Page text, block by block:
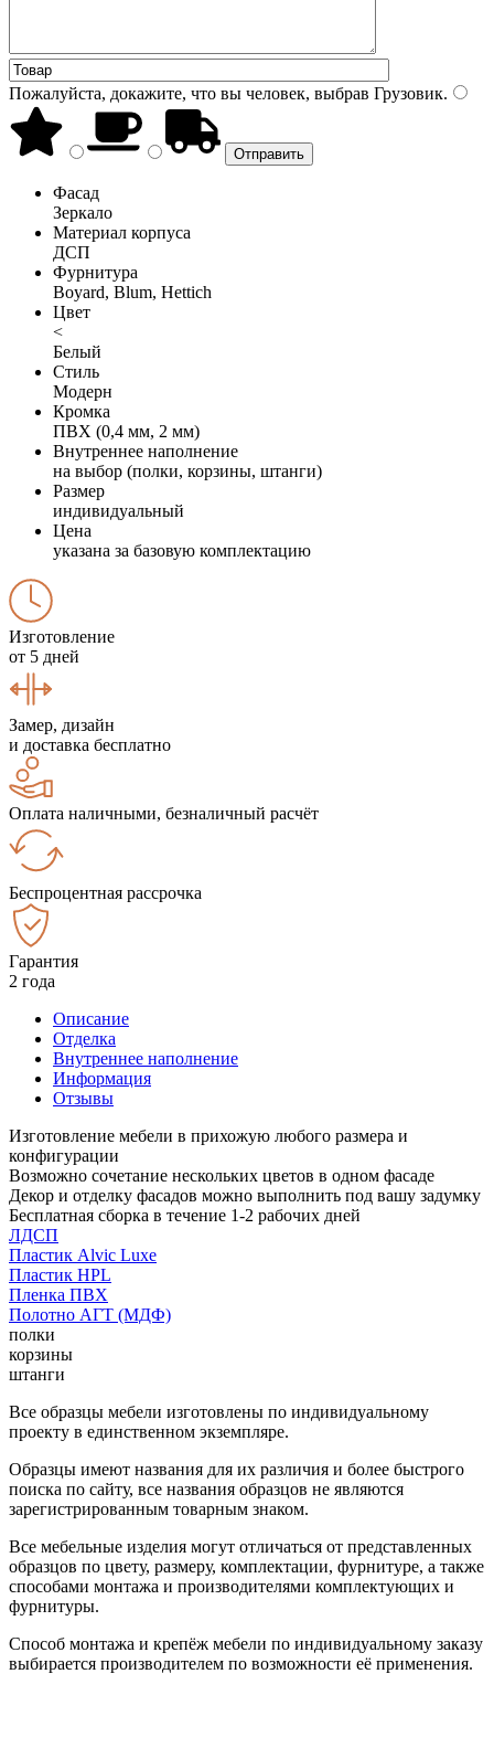
Пожалуйста, докажите, что вы человек, выбрав Грузовик.
Фасад
Зеркало
Материал корпуса
ДСП
Фурнитура
Boyard, Blum, Hettich
Цвет
<
Белый
Стиль
Модерн
Кромка
ПВХ (0,4 мм, 2 мм)
Внутреннее наполнение
на выбор (полки, корзины, штанги)
Размер
индивидуальный
Цена
указана за базовую комплектацию
Изготовление
от 5 дней
Замер, дизайн
и доставка бесплатно
Оплата наличными, безналичный расчёт
Беспроцентная рассрочка
Гарантия
2 года
Описание
Отделка
Внутреннее наполнение
Информация
Отзывы
Изготовление мебели в прихожую любого размера и
конфигурации
Возможно сочетание нескольких цветов в одном фасаде
Декор и отделку фасадов можно выполнить под вашу задумку
Бесплатная сборка в течение 1-2 рабочих дней
ЛДСП
Пластик Alvic Luxe
Пластик HPL
Пленка ПВХ
Полотно АГТ (МДФ)
полки
корзины
штанги
Все образцы мебели изготовлены по индивидуальному
проекту в единственном экземпляре.
Образцы имеют названия для их различия и более быстрого
поиска по сайту, все названия образцов не являются
зарегистрированным товарным знаком.
Все мебельные изделия могут отличаться от представленных
образцов по цвету, размеру, комплектации, фурнитуре, а также
способами монтажа и производителями комплектующих и
фурнитуры.
Способ монтажа и крепёж мебели по индивидуальному заказу
выбирается производителем по возможности её применения.